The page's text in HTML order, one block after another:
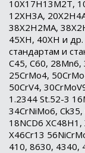
10Х17Н13М2Т,
12ХН3А,
38Х2Н2МА,
45ХН, 40ХН и др.
стандартам и
C45, C60,
25CrMo4,
50CrV4,
1.2344 St.52-3
34CrNiMo6,
18NCD6
X46Cr13
410, 8630, 4340,